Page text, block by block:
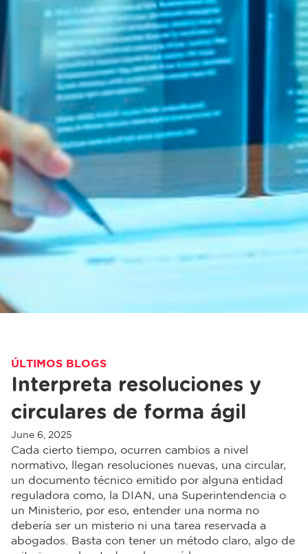
ÚLTIMOS BLOGS
Interpreta resoluciones y
circulares de forma ágil
June 6, 2025
Cada cierto tiempo, ocurren cambios a nivel
normativo, llegan resoluciones nuevas, una circular,
un documento técnico emitido por alguna entidad
reguladora como, la DIAN, una Superintendencia o
un Ministerio, por eso, entender una norma no
debería ser un misterio ni una tarea reservada a
abogados. Basta con tener un método claro, algo de